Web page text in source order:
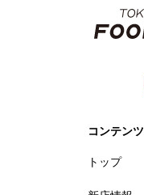
コンテンツ
トップ